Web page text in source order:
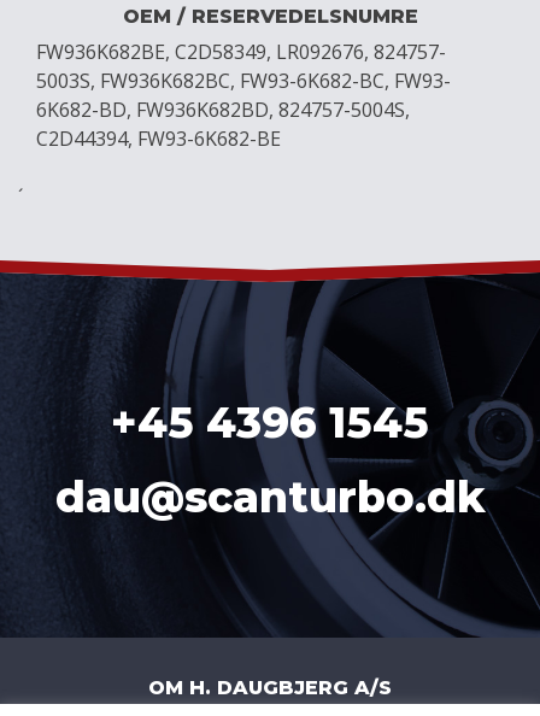
OEM / RESERVEDELSNUMRE
FW936K682BE, C2D58349, LR092676, 824757-
5003S, FW936K682BC, FW93-6K682-BC, FW93-
6K682-BD, FW936K682BD, 824757-5004S,
C2D44394, FW93-6K682-BE
´
+45 4396 1545
dau@scanturbo.dk
OM H. DAUGBJERG A/S